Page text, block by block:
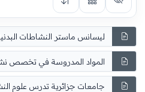
ليسانس ماستر النشاطات
المواد المدروسة في تخصص
جامعات جزائرية تدرس علوم